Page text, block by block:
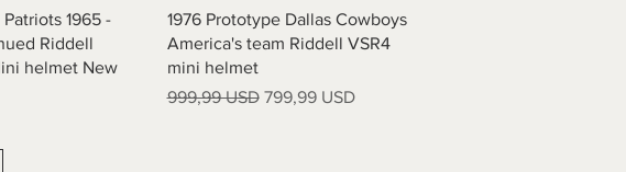
rapida1965 -
Riddell
helmet New
Vista rapida
1976 Prototype Dallas Cowboys
America's team Riddell VSR4
mini helmet
Prezzo regolare
999,99 USD Prezzo scontato
799,99 USD